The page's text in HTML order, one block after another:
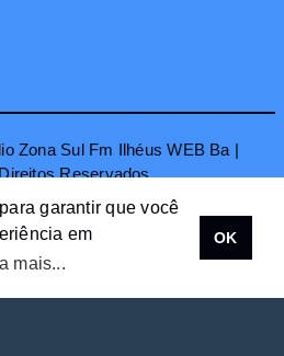
garantir que você
em
mais...
OK
Zona Sul Fm Ilhéus WEB Ba |
Reservados